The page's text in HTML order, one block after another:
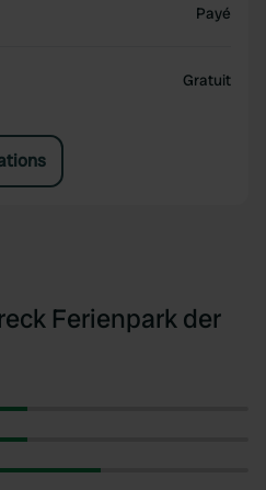
Payé
Gratuit
Ferienpark der